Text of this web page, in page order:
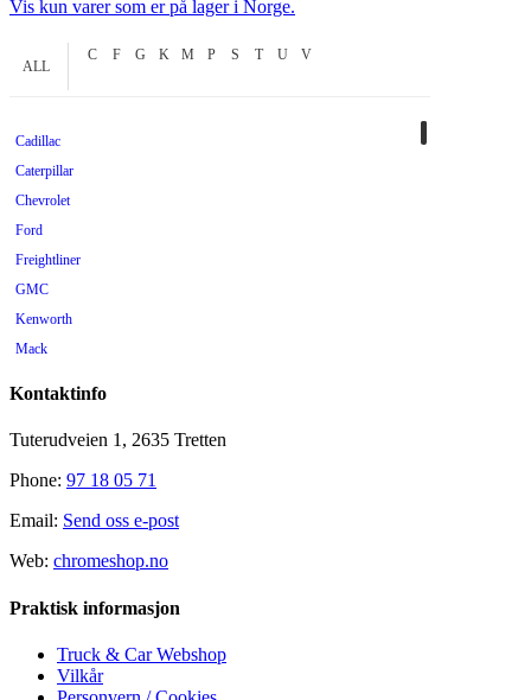
Vis kun varer som er på lager i Norge.
ALL
C F G K M P S T U V
Cadillac
Caterpillar
Chevrolet
Ford
Freightliner
GMC
Kenworth
Mack
Peterbilt
Tilhenger
Universal
Volvo
Kontaktinfo
Tuterudveien 1, 2635 Tretten
Phone: 97 18 05 71
Email: Send oss e-post
Web: chromeshop.no
Praktisk informasjon
Truck & Car Webshop
Vilkår